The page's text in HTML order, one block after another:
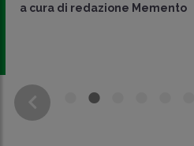
a cura di redazione Memento